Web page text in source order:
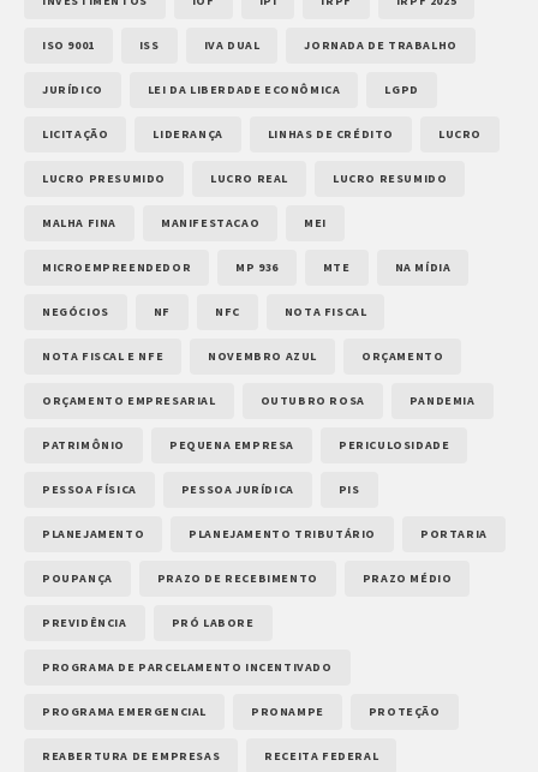
ISO 9001 ISS IVA DUAL JORNADA DE TRABALHO
JURÍDICO LEI DA LIBERDADE ECONÔMICA LGPD
LICITAÇÃO LIDERANÇA LINHAS DE CRÉDITO LUCRO
LUCRO PRESUMIDO LUCRO REAL LUCRO RESUMIDO
MALHA FINA MANIFESTACAO MEI
MICROEMPREENDEDOR MP 936 MTE NA MÍDIA
NEGÓCIOS NF NFC NOTA FISCAL
NOTA FISCAL E NFE NOVEMBRO AZUL ORÇAMENTO
ORÇAMENTO EMPRESARIAL OUTUBRO ROSA PANDEMIA
PATRIMÔNIO PEQUENA EMPRESA PERICULOSIDADE
PESSOA FÍSICA PESSOA JURÍDICA PIS
PLANEJAMENTO PLANEJAMENTO TRIBUTÁRIO PORTARIA
POUPANÇA PRAZO DE RECEBIMENTO PRAZO MÉDIO
PREVIDÊNCIA PRÓ LABORE
PROGRAMA DE PARCELAMENTO INCENTIVADO
PROGRAMA EMERGENCIAL PRONAMPE PROTEÇÃO
REABERTURA DE EMPRESAS RECEITA FEDERAL